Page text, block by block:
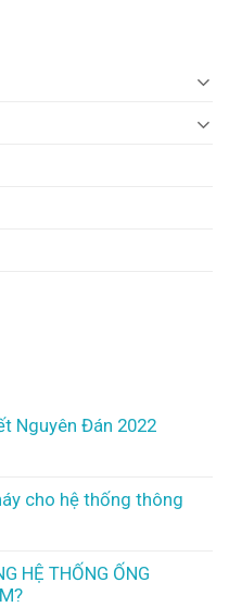
Nguyên Đán 2022
cho hệ thống thông
HỆ THỐNG ỐNG